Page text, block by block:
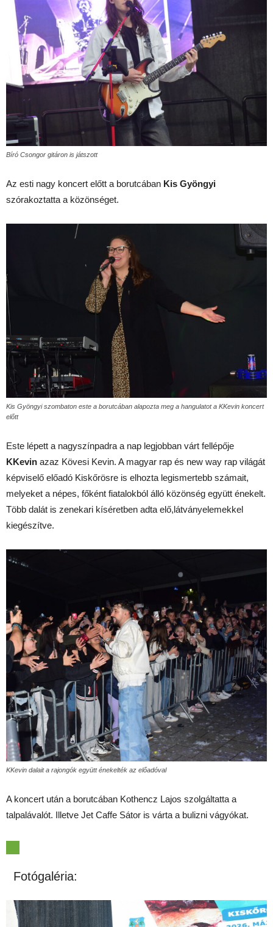
Bíró Csongor gitáron is játszott
Az esti nagy koncert előtt a borutcában Kis Gyöngyi
szórakoztatta a közönséget.
Kis Gyöngyi szombaton este a borutcában alapozta meg a hangulatot a KKevin koncert
előtt
Este lépett a nagyszínpadra a nap legjobban várt fellépője
KKevin azaz Kövesi Kevin. A magyar rap és new way rap világát
képviselő előadó Kiskőrösre is elhozta legismertebb számait,
melyeket a népes, főként fiatalokból álló közönség együtt énekelt.
Több dalát is zenekari kíséretben adta elő,látványelemekkel
kiegészítve.
KKevin dalait a rajongók együtt énekelték az előadóval
A koncert után a borutcában Kothencz Lajos szolgáltatta a
talpalávalót. Illetve Jet Caffe Sátor is várta a bulizni vágyókat.
Fotógaléria: